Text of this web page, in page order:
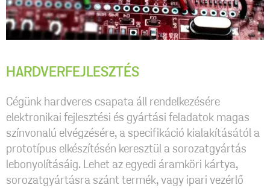
HARDVERFEJLESZTÉS
Cégünk hardveres csapata áll rendelkezésére
elektronikai fejlesztési és gyártási feladatok magas
színvonalú elvégzésére, a specifikáció kialakításától a
prototípus elkészítésén keresztül a sorozatgyártás
lebonyolításáig. Lehet az egyedi áramköri kártya,
sorozatgyártásra szánt termék, vagy ipari vezérlő